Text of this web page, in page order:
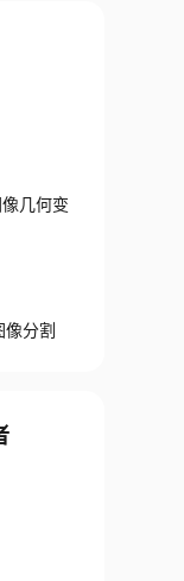
几何变
像分割